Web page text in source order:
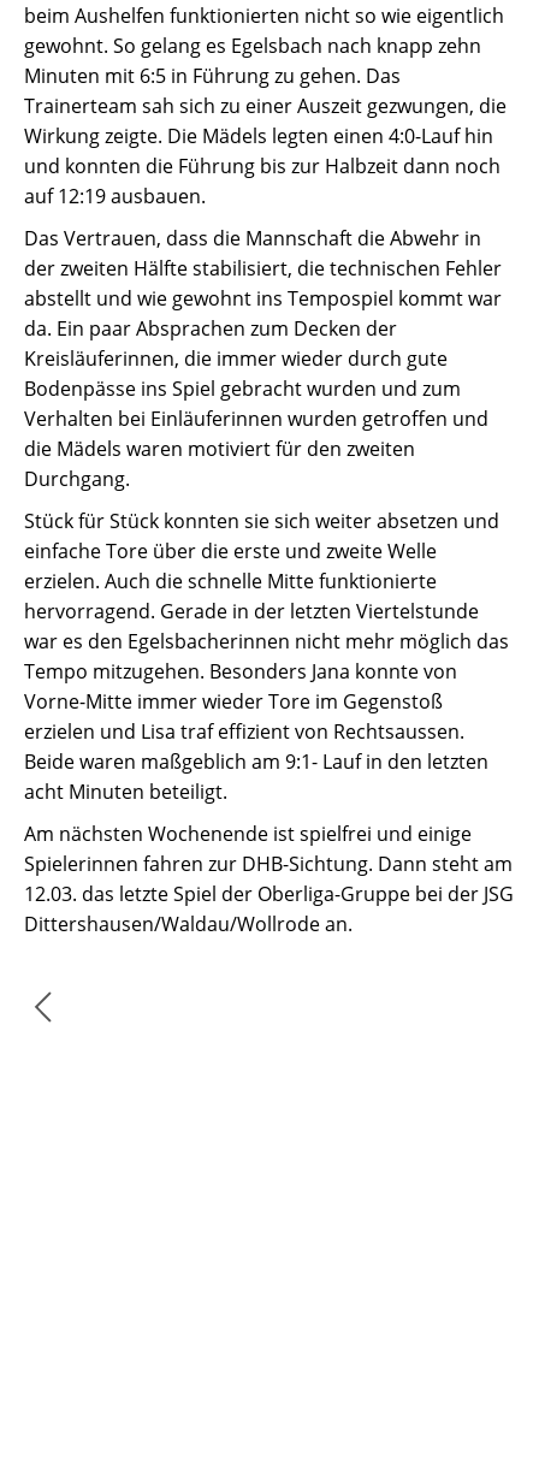
beim Aushelfen funktionierten nicht so wie eigentlich
gewohnt. So gelang es Egelsbach nach knapp zehn
Minuten mit 6:5 in Führung zu gehen. Das
Trainerteam sah sich zu einer Auszeit gezwungen, die
Wirkung zeigte. Die Mädels legten einen 4:0-Lauf hin
und konnten die Führung bis zur Halbzeit dann noch
auf 12:19 ausbauen.
Das Vertrauen, dass die Mannschaft die Abwehr in
der zweiten Hälfte stabilisiert, die technischen Fehler
abstellt und wie gewohnt ins Tempospiel kommt war
da. Ein paar Absprachen zum Decken der
Kreisläuferinnen, die immer wieder durch gute
Bodenpässe ins Spiel gebracht wurden und zum
Verhalten bei Einläuferinnen wurden getroffen und
die Mädels waren motiviert für den zweiten
Durchgang.
Stück für Stück konnten sie sich weiter absetzen und
einfache Tore über die erste und zweite Welle
erzielen. Auch die schnelle Mitte funktionierte
hervorragend. Gerade in der letzten Viertelstunde
war es den Egelsbacherinnen nicht mehr möglich das
Tempo mitzugehen. Besonders Jana konnte von
Vorne-Mitte immer wieder Tore im Gegenstoß
erzielen und Lisa traf effizient von Rechtsaussen.
Beide waren maßgeblich am 9:1- Lauf in den letzten
acht Minuten beteiligt.
Am nächsten Wochenende ist spielfrei und einige
Spielerinnen fahren zur DHB-Sichtung. Dann steht am
12.03. das letzte Spiel der Oberliga-Gruppe bei der JSG
Dittershausen/Waldau/Wollrode an.